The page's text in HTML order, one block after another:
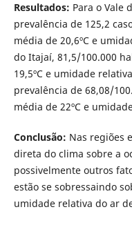
Resultados: Para o Vale
prevalência de 125,2
média de 20,6ºC e
do Itajaí, 81,5/100.000
19,5ºC e umidade
prevalência de 68,08/
média de 22ºC e
Conclusão: Nas regiões
direta do clima sobre a
possivelmente outros
estão se sobressaindo
umidade relativa do ar